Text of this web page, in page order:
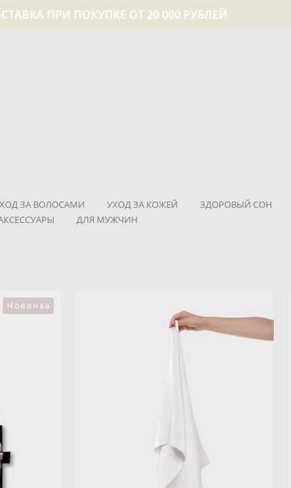
ПРИ ПОКУПКЕ ОТ 20 000 РУБЛЕЙ
ЗА ВОЛОСАМИ УХОД ЗА КОЖЕЙ ЗДОРОВЫЙ СОН
ДЛЯ МУЖЧИН
Новинка